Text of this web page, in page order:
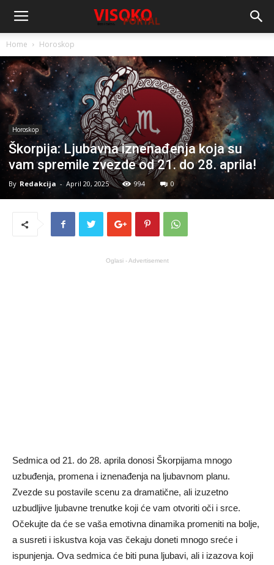
Home Horoskop
Horoskop
Škorpija: Ljubavna iznenađenja koja su
vam spremile zvezde od 21. do 28. aprila!
By Redakcija - April 20, 2025 994 0
Oglasi - Advertisement
Sedmica od 21. do 28. aprila donosi Škorpijama mnogo
uzbuđenja, promena i iznenađenja na ljubavnom planu.
Zvezde su postavile scenu za dramatične, ali izuzetno
uzbudljive ljubavne trenutke koji će vam otvoriti oči i srce.
Očekujte da će se vaša emotivna dinamika promeniti na bolje,
a susreti i iskustva koja vas čekaju doneti mnogo sreće i
ispunjenja. Ova sedmica će biti puna ljubavi, ali i izazova koji